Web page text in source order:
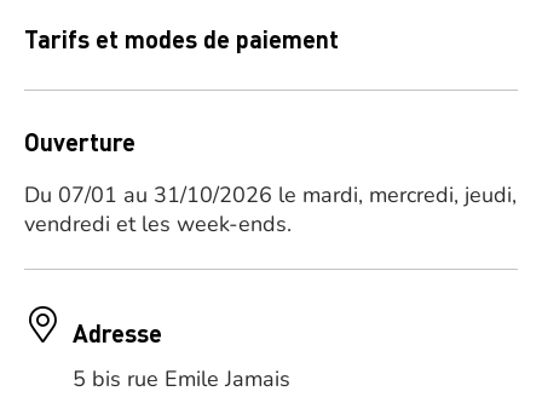
Tarifs et modes de paiement
Ouverture
Du 07/01 au 31/10/2026 le mardi, mercredi, jeudi,
vendredi et les week-ends.
Adresse
5 bis rue Emile Jamais